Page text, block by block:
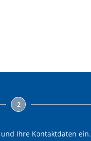
2
Ihre Kontaktdaten ein.